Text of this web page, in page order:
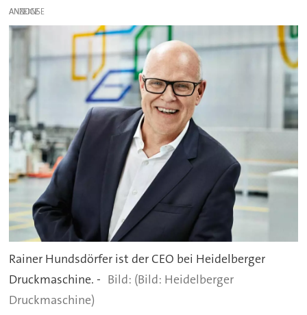
ANZEIGE
Rainer Hundsdörfer ist der CEO bei Heidelberger
Druckmaschine. -
(Bild: Heidelberger
Druckmaschine)